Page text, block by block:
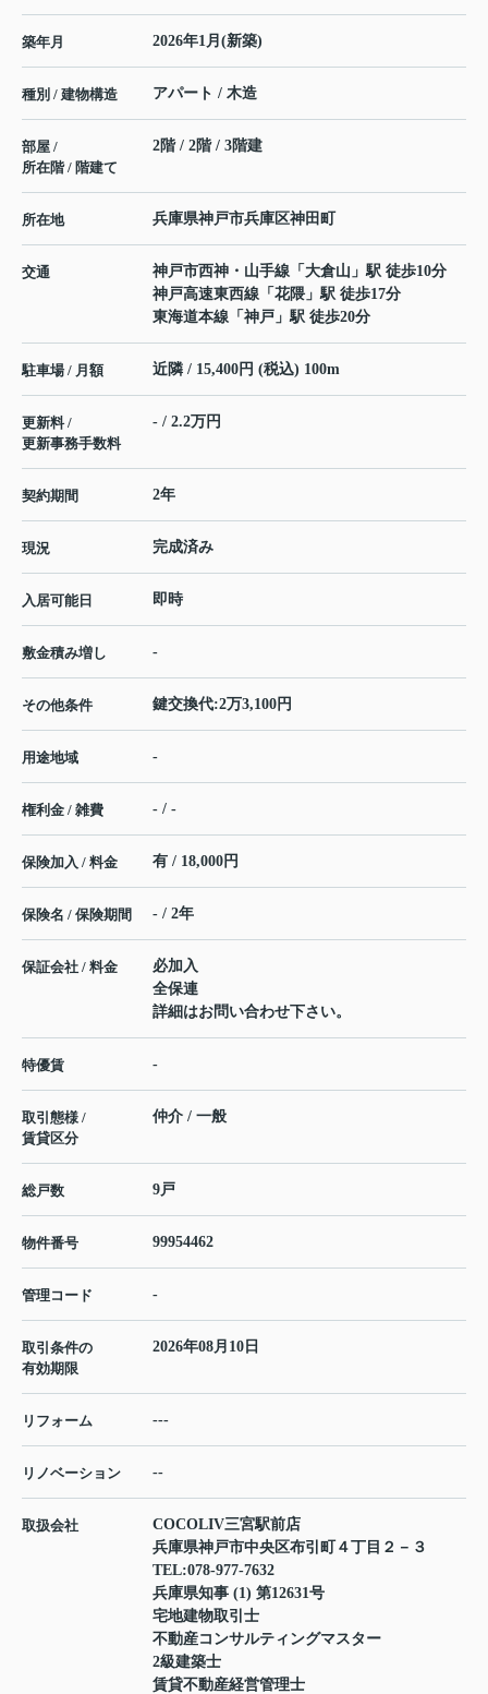
築年月 2026年1月(新築)
種別 / 建物構造 アパート / 木造
部屋 /
所在階 / 階建て
2階 / 2階 / 3階建
所在地 兵庫県神戸市兵庫区神田町
交通 神戸市西神・山手線 「 大倉山 」駅 徒歩10分
神戸高速東西線 「 花隈 」駅 徒歩17分
東海道本線 「 神戸 」駅 徒歩20分
駐車場 / 月額 近隣 / 15,400円 (税込) 100m
更新料 /
更新事務手数料
- / 2.2万円
契約期間 2年
現況 完成済み
入居可能日 即時
敷金積み増し -
その他条件 鍵交換代:2万3,100円
用途地域 -
権利金 / 雑費 - / -
保険加入 / 料金 有 / 18,000円
保険名 / 保険期間 - / 2年
保証会社 / 料金
必加入
全保連
詳細はお問い合わせ下さい。
特優賃 -
取引態様 /
賃貸区分
仲介 / 一般
総戸数 9戸
物件番号 99954462
管理コード -
取引条件の
有効期限
2026年08月10日
リフォーム ---
リノベーション --
取扱会社
COCOLIV三宮駅前店
兵庫県神戸市中央区布引町４丁目２－３
TEL:078-977-7632
兵庫県知事 (1) 第12631号
宅地建物取引士
不動産コンサルティングマスター
2級建築士
賃貸不動産経営管理士